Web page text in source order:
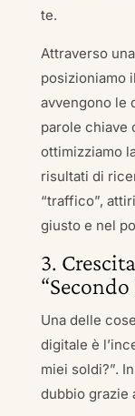
te.
Attraverso
posizioniamo
avvengono le
parole chiave
ottimizziamo
risultati di
“traffico”,
giusto e nel
3.
“Secondo
Una delle
digitale è
miei soldi?”.
dubbio grazie